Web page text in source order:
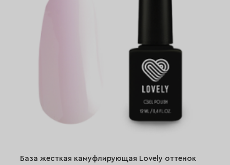
База жесткая камуфлирующая Lovely оттенок